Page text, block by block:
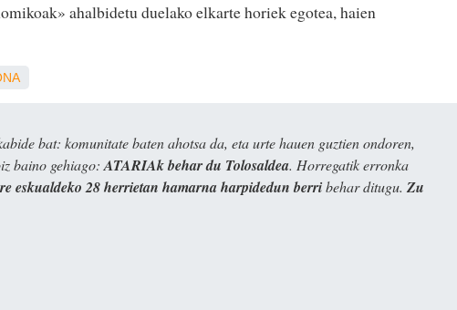
ahalbidetu duelako elkarte horiek egotea, haien
bat: komunitate baten ahotsa da, eta urte hauen guztien ondoren,
baino gehiago: ATARIAk behar du Tolosaldea. Horregatik erronka
eskualdeko 28 herrietan hamarna harpidedun berribehar ditugu. Zu